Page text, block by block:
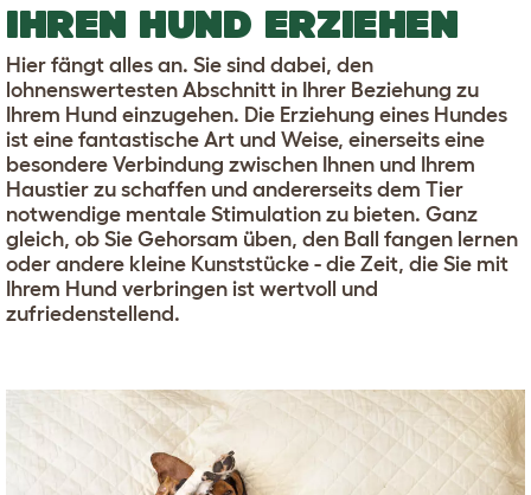
e
d
r
o
p
d
w
n
IHREN HUND ERZIEHEN
Hier fängt alles an. Sie sind dabei, den
lohnenswertesten Abschnitt in Ihrer Beziehung zu
Ihrem Hund einzugehen. Die Erziehung eines Hundes
ist eine fantastische Art und Weise, einerseits eine
besondere Verbindung zwischen Ihnen und Ihrem
Haustier zu schaffen und andererseits dem Tier
notwendige mentale Stimulation zu bieten. Ganz
gleich, ob Sie Gehorsam üben, den Ball fangen lernen
oder andere kleine Kunststücke - die Zeit, die Sie mit
Ihrem Hund verbringen ist wertvoll und
zufriedenstellend.